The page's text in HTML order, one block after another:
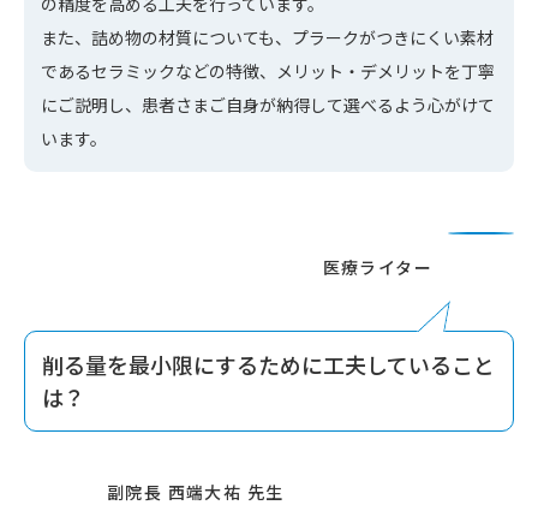
また、詰め物の材質についても、プラークがつきにくい素材
であるセラミックなどの特徴、メリット・デメリットを丁寧
にご説明し、患者さまご自身が納得して選べるよう心がけて
います。
削る量を最小限にするために工夫していること
は？